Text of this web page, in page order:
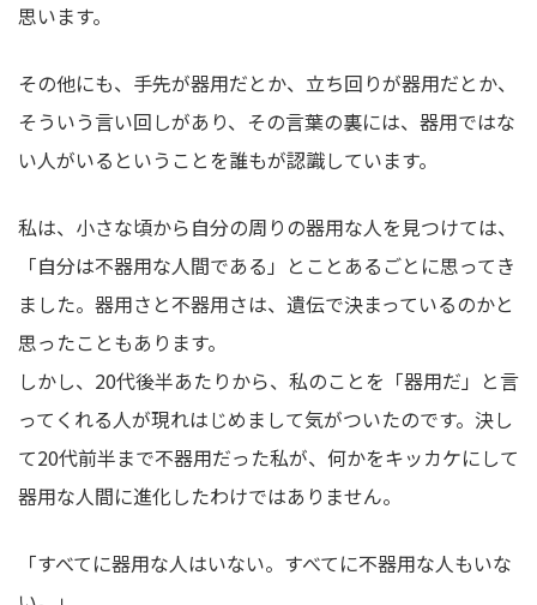
思います。
その他にも、手先が器用だとか、立ち回りが器用だとか、
そういう言い回しがあり、その言葉の裏には、器用ではな
い人がいるということを誰もが認識しています。
私は、小さな頃から自分の周りの器用な人を見つけては、
「自分は不器用な人間である」とことあるごとに思ってき
ました。器用さと不器用さは、遺伝で決まっているのかと
思ったこともあります。
しかし、20代後半あたりから、私のことを「器用だ」と言
ってくれる人が現れはじめまして気がついたのです。決し
て20代前半まで不器用だった私が、何かをキッカケにして
器用な人間に進化したわけではありません。
「すべてに器用な人はいない。すべてに不器用な人もいな